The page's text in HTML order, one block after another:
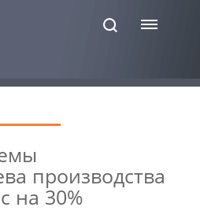
производства
на 30%